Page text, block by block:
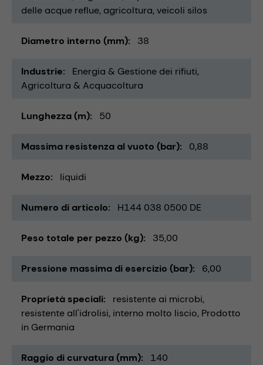
delle acque reflue agricoltura veicoli silos
Diametro interno (mm) 38
Industrie
Energia & Gestione dei rifiuti
Agricoltura & Acquacoltura
Lunghezza (m) 50
Massima resistenza al vuoto (bar) 0,88
Mezzo liquidi
Numero di articolo H144 038 0500 DE
Peso totale per pezzo (kg) 35,00
Pressione massima di esercizio (bar) 6,00
Proprietà speciali
resistente ai microbi
resistente all'idrolisi interno molto liscio Prodotto
in Germania
Raggio di curvatura (mm) 140